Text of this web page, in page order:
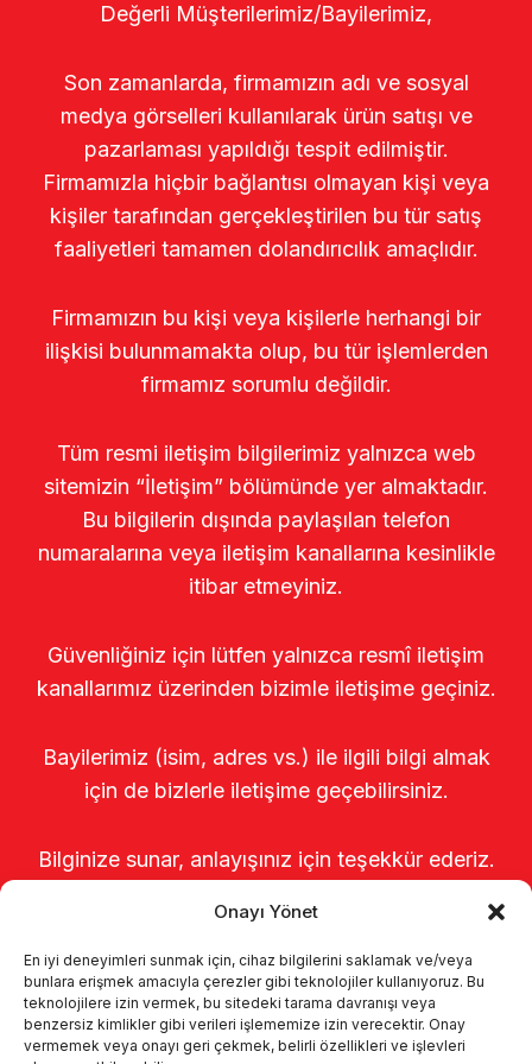
Onayı Yönet
En iyi deneyimleri sunmak için, cihaz bilgilerini saklamak ve/veya
bunlara erişmek amacıyla çerezler gibi teknolojiler kullanıyoruz. Bu
teknolojilere izin vermek, bu sitedeki tarama davranışı veya
benzersiz kimlikler gibi verileri işlememize izin verecektir. Onay
vermemek veya onayı geri çekmek, belirli özellikleri ve işlevleri
Değerli Müşterilerimiz/Bayilerimiz,
Son zamanlarda, firmamızın adı ve sosyal
medya görselleri kullanılarak ürün satışı ve
pazarlaması yapıldığı tespit edilmiştir.
Firmamızla hiçbir bağlantısı olmayan kişi veya
kişiler tarafından gerçekleştirilen bu tür satış
faaliyetleri tamamen dolandırıcılık amaçlıdır.
Firmamızın bu kişi veya kişilerle herhangi bir
ilişkisi bulunmamakta olup, bu tür işlemlerden
firmamız sorumlu değildir.
Tüm resmi iletişim bilgilerimiz yalnızca web
sitemizin “İletişim” bölümünde yer almaktadır.
Bu bilgilerin dışında paylaşılan telefon
numaralarına veya iletişim kanallarına kesinlikle
itibar etmeyiniz.
Güvenliğiniz için lütfen yalnızca resmî iletişim
kanallarımız üzerinden bizimle iletişime geçiniz.
Bayilerimiz (isim, adres vs.) ile ilgili bilgi almak
için de bizlerle iletişime geçebilirsiniz.
Bilginize sunar, anlayışınız için teşekkür ederiz.